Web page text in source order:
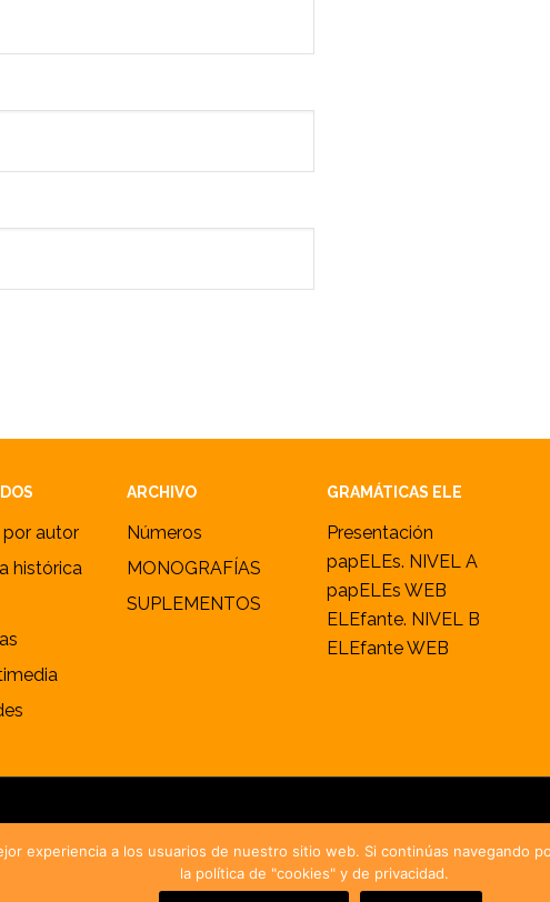
autor
histórica
ARCHIVO
Números
MONOGRAFÍAS
SUPLEMENTOS
GRAMÁTICAS ELE
Presentación
papELEs. NIVEL A
papELEs WEB
ELEfante. NIVEL B
ELEfante WEB
experiencia a los usuarios de nuestro sitio web. Si continúas navegando
la política de "cookies" y de privacidad.